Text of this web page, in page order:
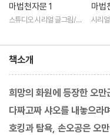
마법천자문 1
스튜디오 시리얼 글그림/김
마법
시리
책소개
희망의 화원에 등장한 오만
다짜고짜 샤오를 내놓으라
호킹과 탐욕, 손오공은 오